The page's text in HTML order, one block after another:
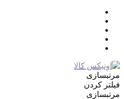
مرتبسازی
فیلتر کردن
مرتبسازی